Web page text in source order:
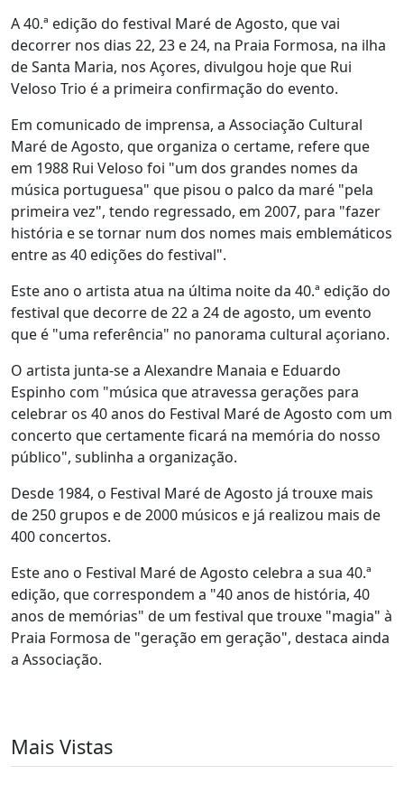
A 40.ª edição do festival Maré de Agosto, que vai
decorrer nos dias 22, 23 e 24, na Praia Formosa, na ilha
de Santa Maria, nos Açores, divulgou hoje que Rui
Veloso Trio é a primeira confirmação do evento.
Em comunicado de imprensa, a Associação Cultural
Maré de Agosto, que organiza o certame, refere que
em 1988 Rui Veloso foi "um dos grandes nomes da
música portuguesa" que pisou o palco da maré "pela
primeira vez", tendo regressado, em 2007, para "fazer
história e se tornar num dos nomes mais emblemáticos
entre as 40 edições do festival".
Este ano o artista atua na última noite da 40.ª edição do
festival que decorre de 22 a 24 de agosto, um evento
que é "uma referência" no panorama cultural açoriano.
O artista junta-se a Alexandre Manaia e Eduardo
Espinho com "música que atravessa gerações para
celebrar os 40 anos do Festival Maré de Agosto com um
concerto que certamente ficará na memória do nosso
público", sublinha a organização.
Desde 1984, o Festival Maré de Agosto já trouxe mais
de 250 grupos e de 2000 músicos e já realizou mais de
400 concertos.
Este ano o Festival Maré de Agosto celebra a sua 40.ª
edição, que correspondem a "40 anos de história, 40
anos de memórias" de um festival que trouxe "magia" à
Praia Formosa de "geração em geração", destaca ainda
a Associação.
Mais Vistas